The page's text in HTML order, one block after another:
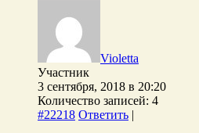
Violetta
Участник
3 сентября, 2018 в 20:20
Количество записей: 4
#22218 Ответить |